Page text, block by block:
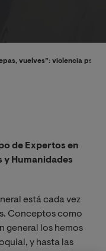
vuelves”: violencia
de Expertos en
y Humanidades
está cada vez
Conceptos como
general los hemos
y hasta las